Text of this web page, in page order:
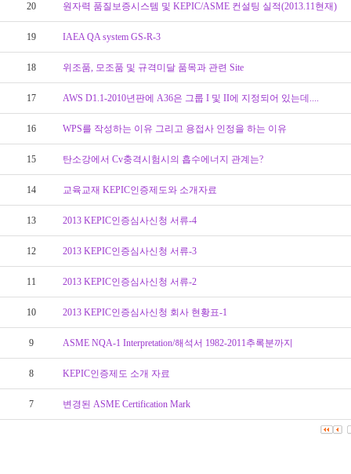
20 원자력 품질보증시스템 및 KEPIC/ASME 컨설팅 실적(2013.11현재)
19 IAEA QA system GS-R-3
18 위조품, 모조품 및 규격미달 품목과 관련 Site
17 AWS D1.1-2010년판에 A36은 그룹 I 및 II에 지정되어 있는데....
16 WPS를 작성하는 이유 그리고 용접사 인정을 하는 이유
15 탄소강에서 Cv충격시험시의 흡수에너지 관계는?
14 교육교재 KEPIC인증제도와 소개자료
13 2013 KEPIC인증심사신청 서류-4
12 2013 KEPIC인증심사신청 서류-3
11 2013 KEPIC인증심사신청 서류-2
10 2013 KEPIC인증심사신청 회사 현황표-1
9 ASME NQA-1 Interpretation/해석서 1982-2011추록분까지
8 KEPIC인증제도 소개 자료
7 변경된 ASME Certification Mark